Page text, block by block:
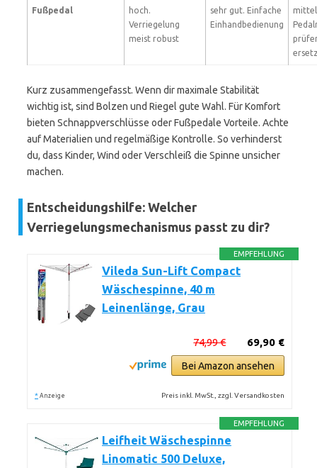
Fußpedal
hoch.
Verriegelung
meist robust
sehr gut. Einfache
Einhandbedienung
Kurz zusammengefasst. Wenn dir maximale Stabilität
wichtig ist, sind Bolzen und Riegel gute Wahl. Für Komfort
bieten Schnappverschlüsse oder Fußpedale Vorteile. Achte
auf Materialien und regelmäßige Kontrolle. So verhinderst
du, dass Kinder, Wind oder Verschleiß die Spinne unsicher
machen.
Entscheidungshilfe: Welcher
Verriegelungsmechanismus passt zu dir?
EMPFEHLUNG
Vileda Sun-Lift Compact
Wäschespinne, 40 m
Leinenlänge, Grau
69,90 €
74,99 €
Bei Amazon ansehen
* Anzeige Preis inkl. MwSt., zzgl. Versandkosten
EMPFEHLUNG
Leifheit Wäschespinne
Linomatic 500 Deluxe,